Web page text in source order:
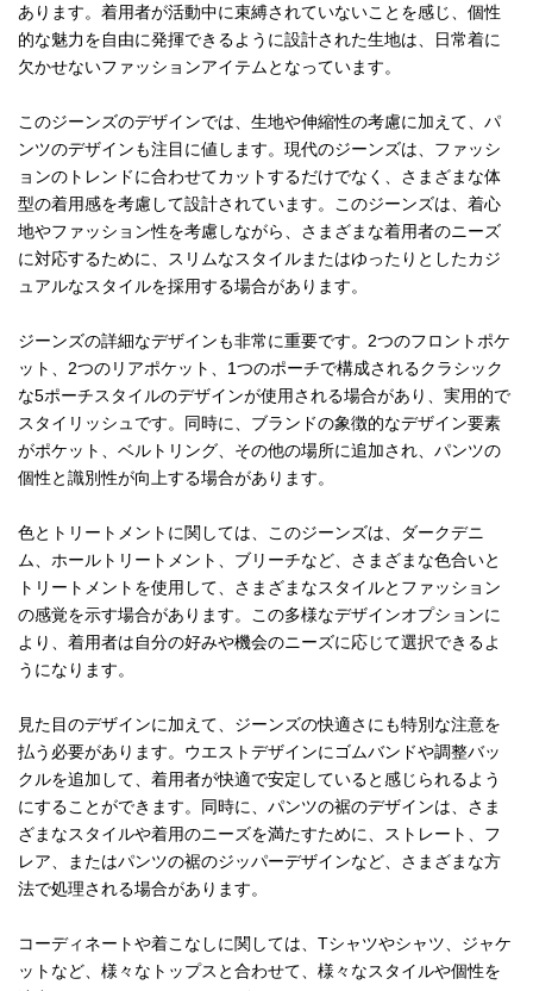
あります。着用者が活動中に束縛されていないことを感じ、個性
的な魅力を自由に発揮できるように設計された生地は、日常着に
欠かせないファッションアイテムとなっています。
このジーンズのデザインでは、生地や伸縮性の考慮に加えて、パ
ンツのデザインも注目に値します。現代のジーンズは、ファッシ
ョンのトレンドに合わせてカットするだけでなく、さまざまな体
型の着用感を考慮して設計されています。このジーンズは、着心
地やファッション性を考慮しながら、さまざまな着用者のニーズ
に対応するために、スリムなスタイルまたはゆったりとしたカジ
ュアルなスタイルを採用する場合があります。
ジーンズの詳細なデザインも非常に重要です。2つのフロントポケ
ット、2つのリアポケット、1つのポーチで構成されるクラシック
な5ポーチスタイルのデザインが使用される場合があり、実用的で
スタイリッシュです。同時に、ブランドの象徴的なデザイン要素
がポケット、ベルトリング、その他の場所に追加され、パンツの
個性と識別性が向上する場合があります。
色とトリートメントに関しては、このジーンズは、ダークデニ
ム、ホールトリートメント、ブリーチなど、さまざまな色合いと
トリートメントを使用して、さまざまなスタイルとファッション
の感覚を示す場合があります。この多様なデザインオプションに
より、着用者は自分の好みや機会のニーズに応じて選択できるよ
うになります。
見た目のデザインに加えて、ジーンズの快適さにも特別な注意を
払う必要があります。ウエストデザインにゴムバンドや調整バッ
クルを追加して、着用者が快適で安定していると感じられるよう
にすることができます。同時に、パンツの裾のデザインは、さま
ざまなスタイルや着用のニーズを満たすために、ストレート、フ
レア、またはパンツの裾のジッパーデザインなど、さまざまな方
法で処理される場合があります。
コーディネートや着こなしに関しては、Tシャツやシャツ、ジャケ
ットなど、様々なトップスと合わせて、様々なスタイルや個性を